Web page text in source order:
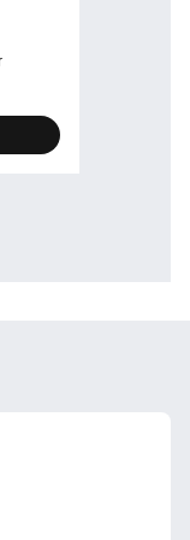
Treatment,
Bonding
Bonding